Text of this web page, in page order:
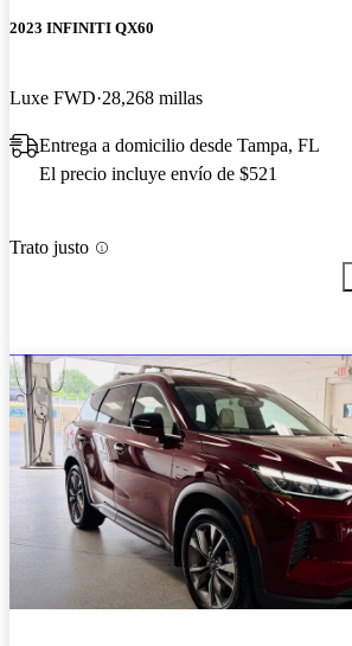
2023 INFINITI QX60
Luxe FWD 28,268 millas
Entrega a domicilio desde Tampa, FL
El precio incluye envío de $521
Trato justo